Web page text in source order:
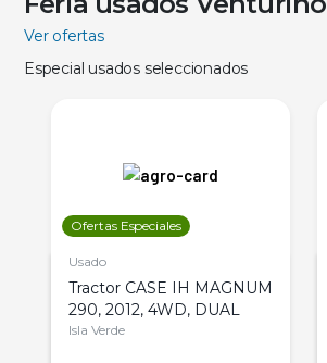
Ver ofertas
Especial usados seleccionados
Ofertas Especiales
Usado
Tractor CASE IH MAGNUM
290, 2012, 4WD, DUAL
Isla Verde